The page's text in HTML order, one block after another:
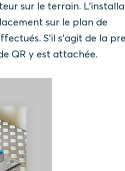
sur le terrain.
sur le plan de
S'il s'agit de la
QR y est attachée.